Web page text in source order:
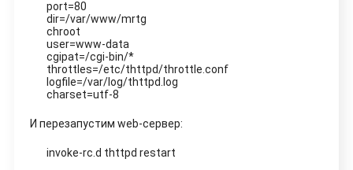
port=80
dir=/var/www/mrtg
chroot
user=www-data
cgipat=/cgi-bin/*
throttles=/etc/thttpd/throttle.conf
logfile=/var/log/thttpd.log
charset=utf-8
И перезапустим web-сервер:
invoke-rc.d thttpd restart